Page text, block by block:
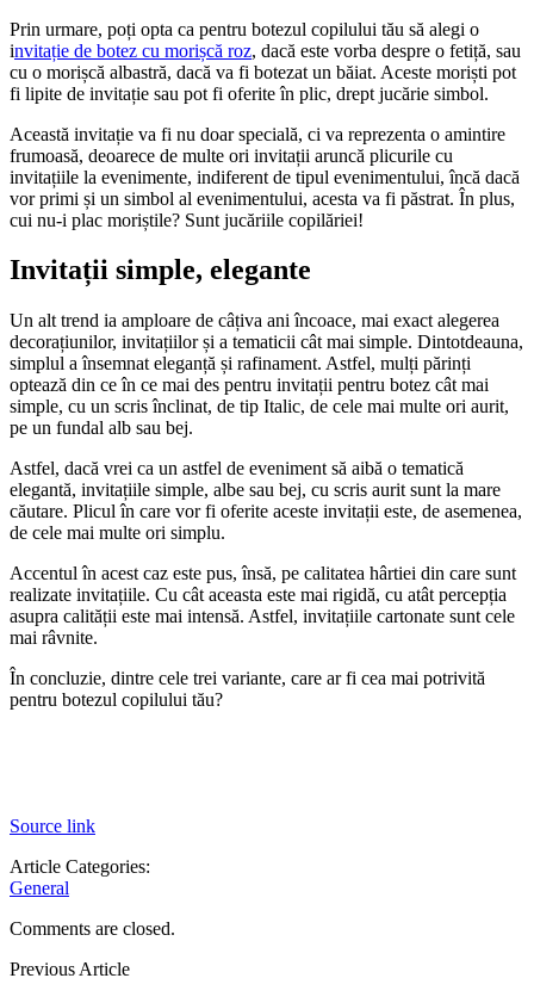
Prin urmare, poți opta ca pentru botezul copilului tău să alegi o
invitație de botez cu morișcă roz, dacă este vorba despre o fetiță, sau
cu o morișcă albastră, dacă va fi botezat un băiat. Aceste moriști pot
fi lipite de invitație sau pot fi oferite în plic, drept jucărie simbol.
Această invitație va fi nu doar specială, ci va reprezenta o amintire
frumoasă, deoarece de multe ori invitații aruncă plicurile cu
invitațiile la evenimente, indiferent de tipul evenimentului, încă dacă
vor primi și un simbol al evenimentului, acesta va fi păstrat. În plus,
cui nu-i plac moriștile? Sunt jucăriile copilăriei!
Invitații simple, elegante
Un alt trend ia amploare de câțiva ani încoace, mai exact alegerea
decorațiunilor, invitațiilor și a tematicii cât mai simple. Dintotdeauna,
simplul a însemnat eleganță și rafinament. Astfel, mulți părinți
optează din ce în ce mai des pentru invitații pentru botez cât mai
simple, cu un scris înclinat, de tip Italic, de cele mai multe ori aurit,
pe un fundal alb sau bej.
Astfel, dacă vrei ca un astfel de eveniment să aibă o tematică
elegantă, invitațiile simple, albe sau bej, cu scris aurit sunt la mare
căutare. Plicul în care vor fi oferite aceste invitații este, de asemenea,
de cele mai multe ori simplu.
Accentul în acest caz este pus, însă, pe calitatea hârtiei din care sunt
realizate invitațiile. Cu cât aceasta este mai rigidă, cu atât percepția
asupra calității este mai intensă. Astfel, invitațiile cartonate sunt cele
mai râvnite.
În concluzie, dintre cele trei variante, care ar fi cea mai potrivită
pentru botezul copilului tău?
Source link
Article Categories:
General
Comments are closed.
Previous Article